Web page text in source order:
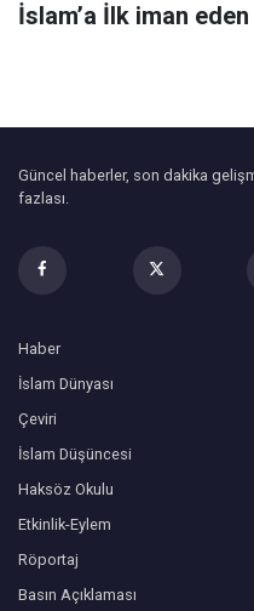
İslam’a İlk iman
Güncel haberler, son dakika
fazlası.
Haber
İslam Dünyası
Çeviri
İslam Düşüncesi
Haksöz Okulu
Etkinlik-Eylem
Röportaj
Basın Açıklaması